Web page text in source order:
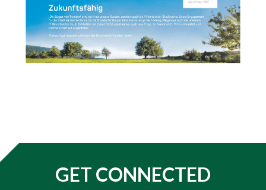
GET CONNECTED